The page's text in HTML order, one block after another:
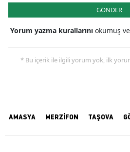
GÖNDER
Yorum yazma kurallarını okumuş ve
* Bu içerik ile ilgili yorum yok, ilk
AMASYA MERZİFON TAŞOVA